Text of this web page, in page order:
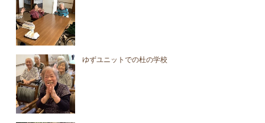
ゆずユニットでの杜の学校